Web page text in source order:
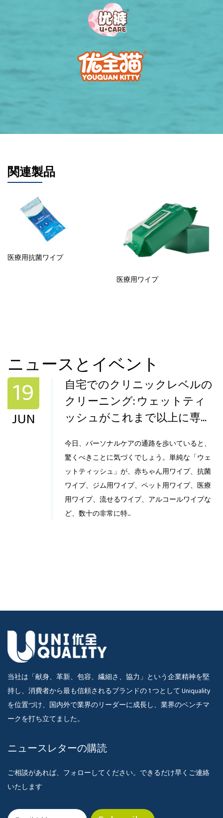
関連製品
医療用抗菌ワイプ
医療用ワイプ
ニュースとイベント
19
JUN
自宅でのクリニックレベルの
クリーニング: ウェットティ
ッシュがこれまで以上に専門
今日、パーソナルケアの通路を歩いていると、
驚くべきことに気づくでしょう。単純な「ウェ
ットティッシュ」が、赤ちゃん用ワイプ、抗菌
ワイプ、ジム用ワイプ、ペット用ワイプ、医療
用ワイプ、流せるワイプ、アルコールワイプな
ど、数十の非常に特...
当社は「献身、革新、包容、繊細さ、協力」という企業精神を堅
持し、消費者から最も信頼されるブランドの 1 つとして Uniquality
を位置づけ、国内外で業界のリーダーに成長し、業界のベンチマ
ークを打ち立てました。
ニュースレターの購読
ご相談があれば、フォローしてください。できるだけ早くご連絡
いたします